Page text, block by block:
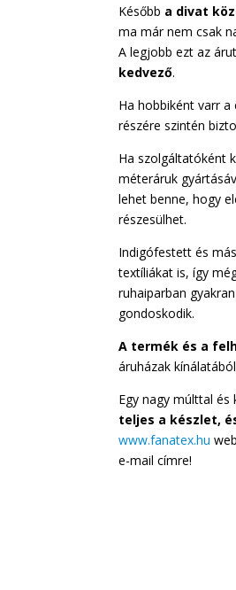
Később a divat
ma már nem csak
A legjobb ezt az
kedvező.
Ha hobbiként varr
részére szintén
Ha szolgáltatóként
méteráruk
lehet benne, hogy
részesülhet.
Indigófestett és
textíliákat is, így
ruhaiparban
gondoskodik.
A termék és a
áruházak
Egy nagy múlttal és
teljes a készlet,
www.fanatex.hu
e-mail címre!